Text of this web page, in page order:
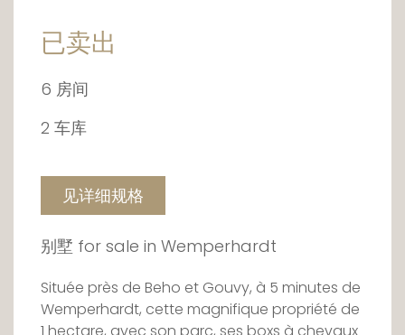
已卖出
6 房间
2 车库
见详细规格
别墅 for sale in Wemperhardt
Située près de Beho et Gouvy, à 5 minutes de
Wemperhardt, cette magnifique propriété de